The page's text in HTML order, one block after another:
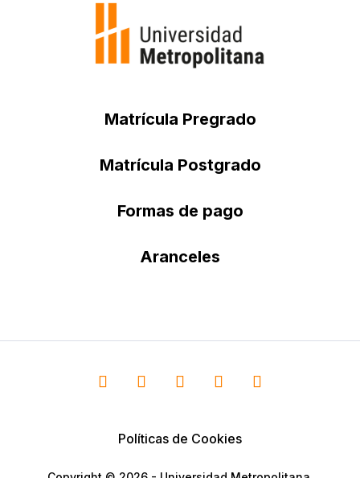
Matrícula Pregrado
Matrícula Postgrado
Formas de pago
Aranceles
Políticas de Cookies